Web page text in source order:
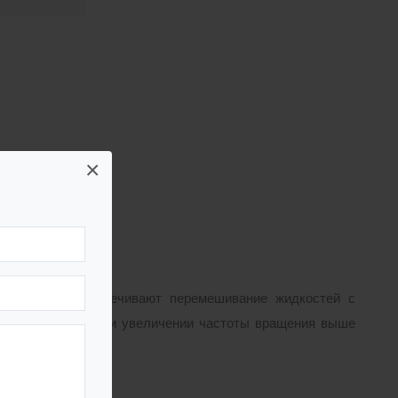
×
Они обеспечивают перемешивание жидкостей с
80 об/мин; при увеличении частоты вращения выше